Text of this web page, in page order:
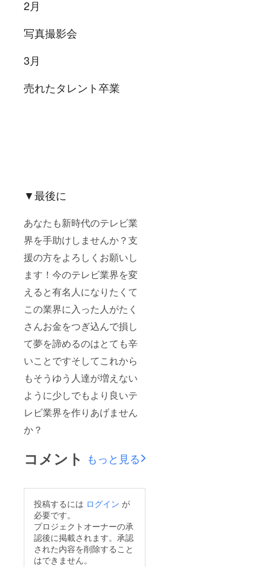
2月
写真撮影会
3月
売れたタレント卒業
▼最後に
あなたも新時代のテレビ業
界を手助けしませんか？支
援の方をよろしくお願いし
ます！今のテレビ業界を変
えると有名人になりたくて
この業界に入った人がたく
さんお金をつぎ込んで損し
て夢を諦めるのはとても辛
いことですそしてこれから
もそうゆう人達が増えない
ように少しでもより良いテ
レビ業界を作りあげません
か？
コメント もっと見る
投稿するには ログイン が
必要です。
プロジェクトオーナーの承
認後に掲載されます。承認
された内容を削除すること
はできません。